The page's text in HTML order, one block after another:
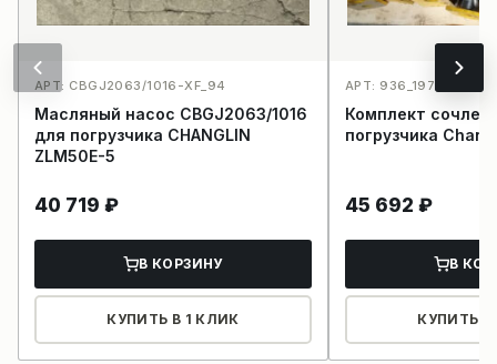
АРТ: CBGJ2063/1016-XF_94
Масляный насос CBGJ2063/1016
для погрузчика CHANGLIN
ZLM50E-5
40 719 ₽
В КОРЗИНУ
КУПИТЬ В 1 КЛИК
АРТ: 936_197
Комплект
погрузчика
45 692 ₽
В
КУПИТЬ В